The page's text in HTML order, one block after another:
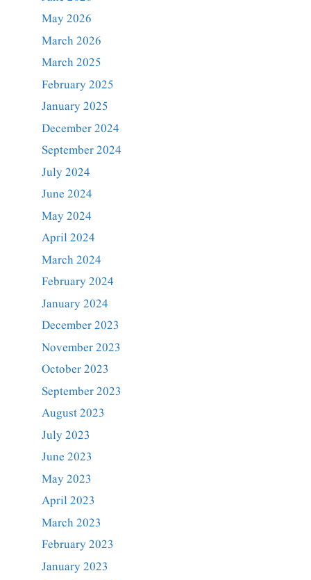
May 2026
March 2026
March 2025
February 2025
January 2025
December 2024
September 2024
July 2024
June 2024
May 2024
April 2024
March 2024
February 2024
January 2024
December 2023
November 2023
October 2023
September 2023
August 2023
July 2023
June 2023
May 2023
April 2023
March 2023
February 2023
January 2023